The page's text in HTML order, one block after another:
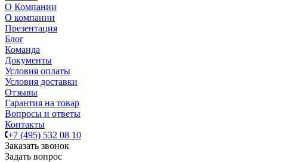
О Компании
О компании
Презентация
Блог
Команда
Документы
Условия оплаты
Условия доставки
Отзывы
Гарантия на товар
Вопросы и ответы
Контакты
+7 (495) 532 08 10
Заказать звонок
Задать вопрос